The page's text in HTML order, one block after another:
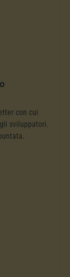
con cui
sviluppatori.